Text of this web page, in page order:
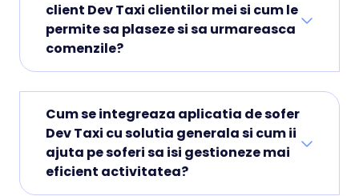
client Dev Taxi clientilor mei si cum le
permite sa plaseze si sa urmareasca
comenzile?
Cum se integreaza aplicatia de sofer
Dev Taxi cu solutia generala si cum ii
ajuta pe soferi sa isi gestioneze mai
eficient activitatea?